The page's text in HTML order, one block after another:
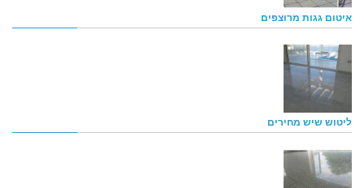
איטום גגות מרוצפים
ליטוש שיש מחירים